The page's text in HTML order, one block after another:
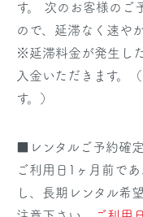
す。 次のお客様のご
ので、延滞なく速や
※延滞料金が発生し
入金いただきます。
す。）
■レンタルご予約確
ご利用日1ヶ月前で
し、長期レンタル希